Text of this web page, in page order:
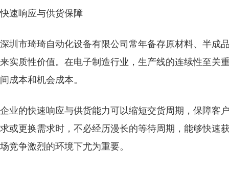
快速响应与供货保障
深圳市琦琦自动化设备有限公司常年备存原材料、半成
来实质性价值。在电子制造行业，生产线的连续性至关
间成本和机会成本。
企业的快速响应与供货能力可以缩短交货周期，保障客
求或更换需求时，不必经历漫长的等待周期，能够快速
场竞争激烈的环境下尤为重要。